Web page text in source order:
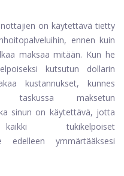
on käytettävä tietty
ennen kuin
maksaa mitään. Kun he
kutsutun dollarin
kustannukset, kunnes
taskussa maksetun
sinun on käytettävä, jotta
tukikelpoiset
edelleen ymmärtääksesi